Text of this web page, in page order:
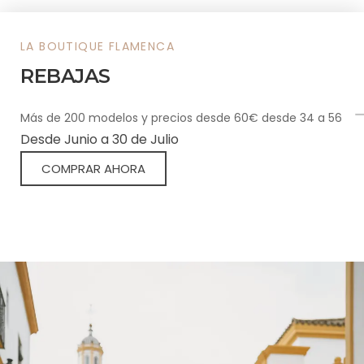
LA BOUTIQUE FLAMENCA
REBAJAS
Más de 200 modelos y precios desde 60€ desde 34 a 56
Desde Junio a 30 de Julio
COMPRAR AHORA
Vestimos tu grupo flamenco
grandes descuentos. Trajes originales y elegantes, con
variedad y buen precio. Y complementos esenciales
que realzan cada actuación con personalidad, fuerza y
tradición flamenca.